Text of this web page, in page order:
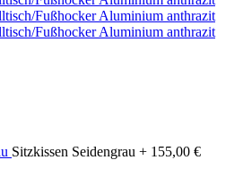
Sitzkissen Seidengrau + 155,00 €